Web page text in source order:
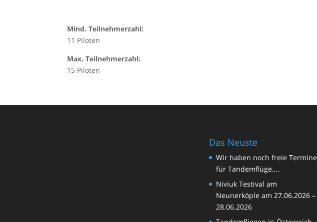
Mind. Teilnehmerzahl:
11 Piloten
Max. Teilnehmerzahl:
15 Piloten
Das Neuste
Wir haben noch freie Termine
für Tandemflüge….
Niviuk Testival am
Neunerköple am 27.06.2026 –
28.06.2026